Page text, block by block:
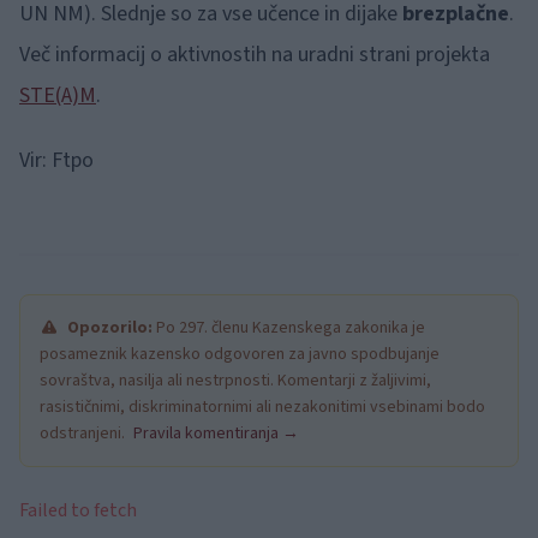
UN NM). Slednje so za vse učence in dijake brezplačne.
Več informacij o aktivnostih na uradni strani projekta
STE(A)M.
Vir: Ftpo
Opozorilo: Po 297. členu Kazenskega zakonika je
posameznik kazensko odgovoren za javno spodbujanje
sovraštva, nasilja ali nestrpnosti. Komentarji z žaljivimi,
rasističnimi, diskriminatornimi ali nezakonitimi vsebinami bodo
odstranjeni. Pravila komentiranja →
Failed to fetch